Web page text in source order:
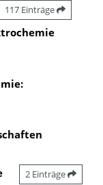
117 Einträge
2 Einträge